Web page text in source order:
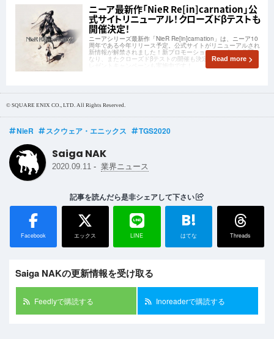
ニーア最新作「NieR Re[in]carnation」公
式サイトリニューアル！クローズドβテストも
開催決定！
ニーアシリーズ最新作「NieR Re[in]carnation」は、ニーア10
周年である今年リリース予定。公式サイトがリニューアルされ
新情報が解禁されました！新プロモーションムービーも公開と
なり、またクローズドβテストの開催も決定！公式Twitterでプ
Read more
© SQUARE ENIX CO., LTD. All Rights Reserved.
NieR スクウェア・エニックス TGS2020
Saiga NAK
2020.09.11 - 業界ニュース
記事を読んだら是非シェアして下さい
Facebook エックス LINE
B!
はてな Threads
Saiga NAKの更新情報を受け取る
Feedlyで購読する Inoreaderで購読する